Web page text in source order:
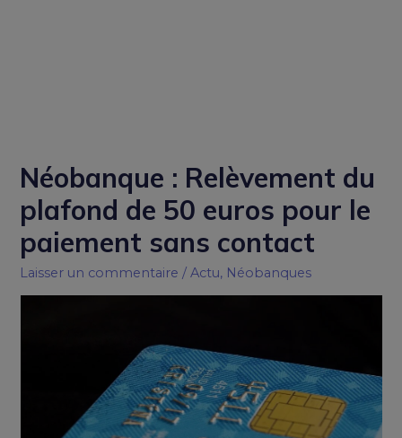
Néobanque : Relèvement du
plafond de 50 euros pour le
paiement sans contact
Laisser un commentaire /Actu, Néobanques